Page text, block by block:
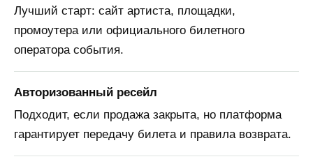
Лучший старт: сайт артиста, площадки,
промоутера или официального билетного
оператора события.
Авторизованный ресейл
Подходит, если продажа закрыта, но платформа
гарантирует передачу билета и правила возврата.